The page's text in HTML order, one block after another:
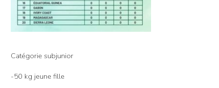
Catégorie subjunior
-50 kg jeune fille